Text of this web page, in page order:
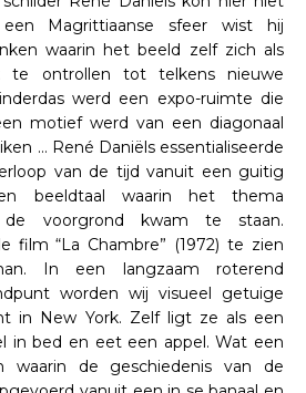
Magrittiaanse sfeer wist hij
waarin het beeld zelf zich als
te ontrollen tot telkens nieuwe
werd een expo-ruimte die
motief werd van een diagonaal
… René Daniëls essentialiseerde
van de tijd vanuit een guitig
beeldtaal waarin het thema
de voorgrond kwam te staan.
film “La Chambre” (1972) te zien
In een langzaam roterend
worden wij visueel getuige
in New York. Zelf ligt ze als een
in bed en eet een appel. Wat een
waarin de geschiedenis van de